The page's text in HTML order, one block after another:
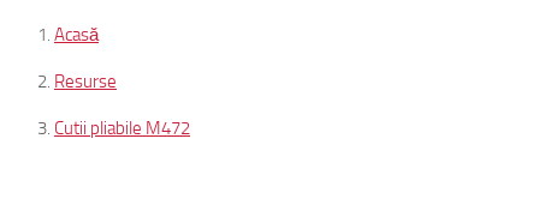
Acasă
Resurse
Cutii pliabile M472